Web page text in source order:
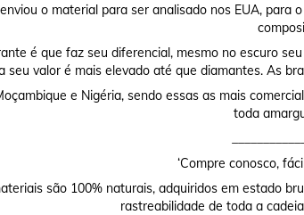
o material para ser analisado nos EUA,
é que faz seu diferencial, mesmo no escuro
seu valor é mais elevado até que diamantes. As
e Nigéria, sendo essas as mais
toda
‘Compre conosco,
são 100% naturais, adquiridos em estado
rastreabilidade de toda a